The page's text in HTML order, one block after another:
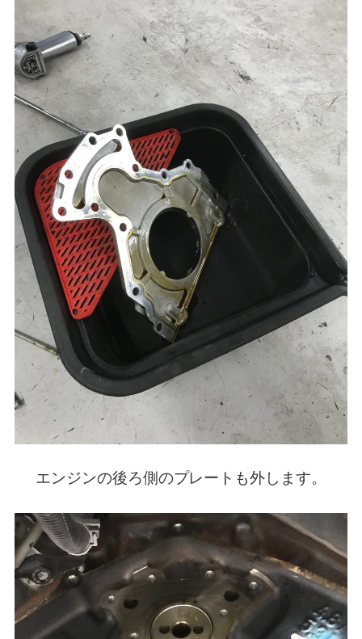
エンジンの後ろ側のプレートも外します。